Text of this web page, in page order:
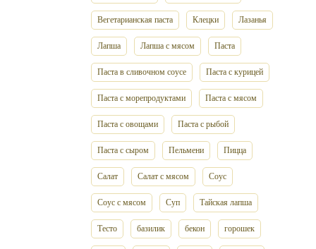
Вегетарианская паста Клецки Лазанья
Лапша Лапша с мясом Паста
Паста в сливочном соусе Паста с курицей
Паста с морепродуктами Паста с мясом
Паста с овощами Паста с рыбой
Паста с сыром Пельмени Пицца
Салат Салат с мясом Соус
Соус с мясом Суп Тайская лапша
Тесто базилик бекон горошек